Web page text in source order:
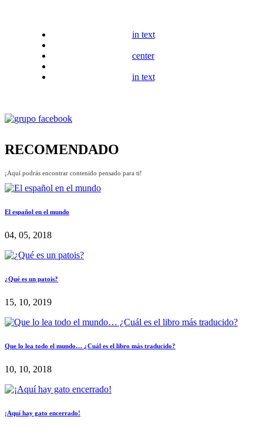
in text
center
in text
RECOMENDADO
¡Aquí podrás encontrar contenido pensado para ti!
El español en el mundo
04, 05, 2018
¿Qué es un patois?
15, 10, 2019
Que lo lea todo el mundo… ¿Cuál es el libro más traducido?
10, 10, 2018
¡Aquí hay gato encerrado!